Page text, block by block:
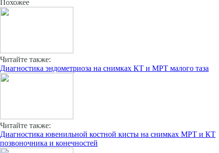
Похожее
Читайте также:
Диагностика эндометриоза на снимках КТ и МРТ малого таза
Читайте также:
Диагностика ювенильной костной кисты на снимках МРТ и КТ
позвоночника и конечностей